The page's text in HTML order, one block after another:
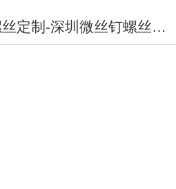
机米螺丝批发-紧定螺丝定制-深圳微丝钉螺丝定制厂家